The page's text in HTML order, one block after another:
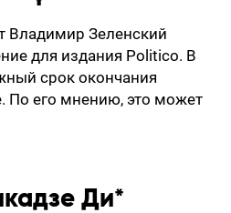
Владимир Зеленский
для издания Politico. В
срок окончания
По его мнению, это может
Ди*